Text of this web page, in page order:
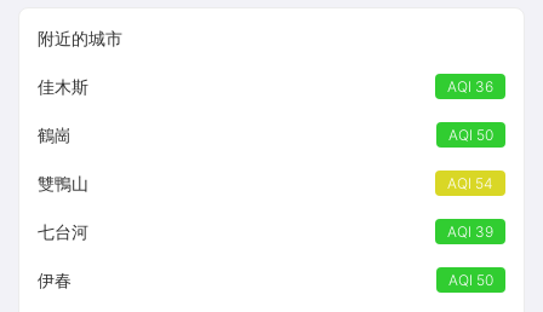
附近的城市
佳木斯 AQI 36
鶴崗 AQI 50
雙鴨山 AQI 54
七台河 AQI 39
伊春 AQI 50